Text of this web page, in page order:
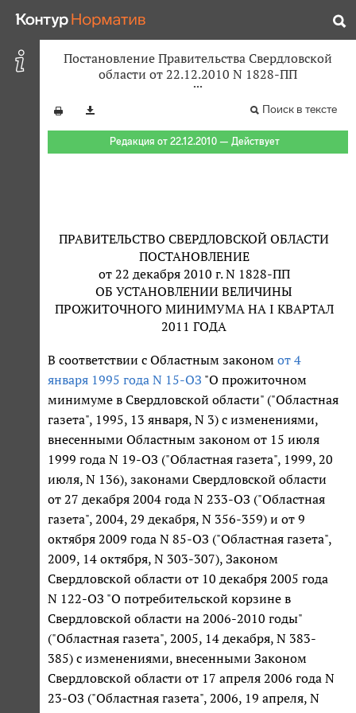
Постановление Правительства Свердловской
области от 22.12.2010 N 1828-ПП
Поиск в тексте
Редакция от 22.12.2010 — Действует
ПРАВИТЕЛЬСТВО СВЕРДЛОВСКОЙ ОБЛАСТИ
ПОСТАНОВЛЕНИЕ
от 22 декабря 2010 г. N 1828-ПП
ОБ УСТАНОВЛЕНИИ ВЕЛИЧИНЫ
ПРОЖИТОЧНОГО МИНИМУМА НА I КВАРТАЛ
2011 ГОДА
В соответствии с Областным законом от 4
января 1995 года N 15-ОЗ "О прожиточном
минимуме в Свердловской области" ("Областная
газета", 1995, 13 января, N 3) с изменениями,
внесенными Областным законом от 15 июля
1999 года N 19-ОЗ ("Областная газета", 1999, 20
июля, N 136), законами Свердловской области
от 27 декабря 2004 года N 233-ОЗ ("Областная
газета", 2004, 29 декабря, N 356-359) и от 9
октября 2009 года N 85-ОЗ ("Областная газета",
2009, 14 октября, N 303-307), Законом
Свердловской области от 10 декабря 2005 года
N 122-ОЗ "О потребительской корзине в
Свердловской области на 2006-2010 годы"
("Областная газета", 2005, 14 декабря, N 383-
385) с изменениями, внесенными Законом
Свердловской области от 17 апреля 2006 года N
23-ОЗ ("Областная газета", 2006, 19 апреля, N